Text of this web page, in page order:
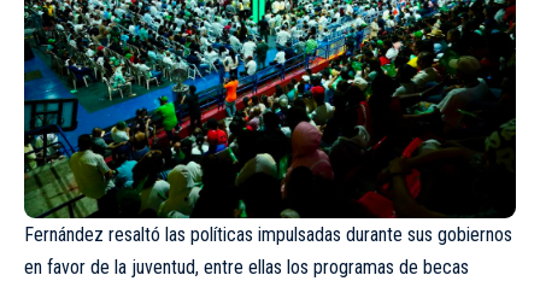
Fernández resaltó las políticas impulsadas durante sus gobiernos
en favor de la juventud, entre ellas los programas de becas